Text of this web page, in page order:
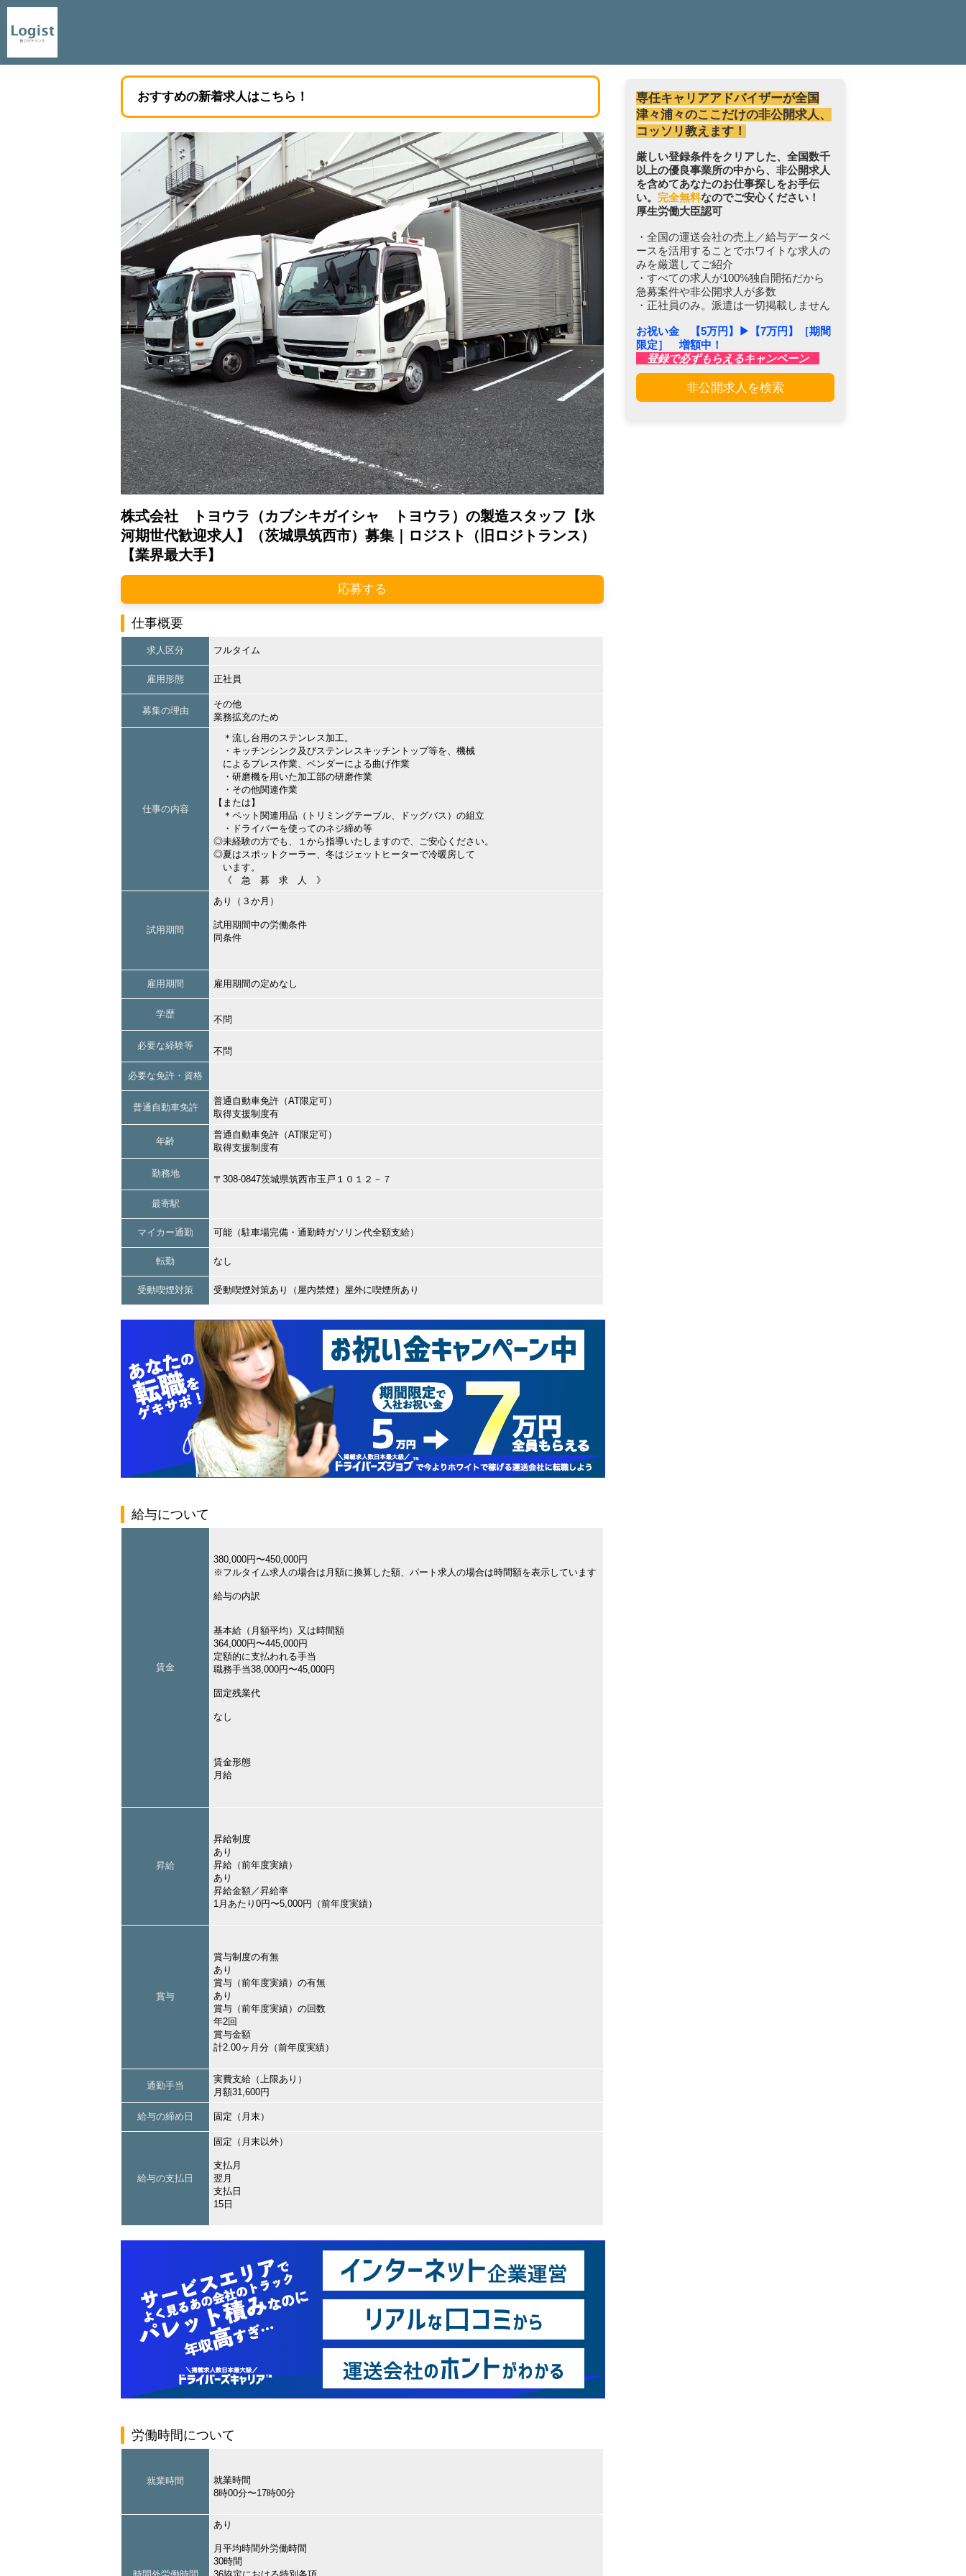
おすすめの新着求人はこちら！
株式会社 トヨウラ（カブシキガイシャ トヨウラ）の製造スタッフ【氷
河期世代歓迎求人】（茨城県筑西市）募集｜ロジスト（旧ロジトランス）
【業界最大手】
応募する
仕事概要
求人区分 フルタイム
雇用形態 正社員
募集の理由
その他
業務拡充のため
仕事の内容
＊流し台用のステンレス加工。
・キッチンシンク及びステンレスキッチントップ等を、機械
によるプレス作業、ベンダーによる曲げ作業
・研磨機を用いた加工部の研磨作業
・その他関連作業
【または】
＊ペット関連用品（トリミングテーブル、ドッグバス）の組立
・ドライバーを使ってのネジ締め等
◎未経験の方でも、１から指導いたしますので、ご安心ください。
◎夏はスポットクーラー、冬はジェットヒーターで冷暖房して
います。
《 急 募 求 人 》
試用期間
あり（３か月）
試用期間中の労働条件
同条件
雇用期間 雇用期間の定めなし
学歴
不問
必要な経験等
不問
必要な免許・資格
普通自動車免許
普通自動車免許（AT限定可）
取得支援制度有
年齢
普通自動車免許（AT限定可）
取得支援制度有
勤務地
〒308-0847茨城県筑西市玉戸１０１２－７
最寄駅
マイカー通勤 可能（駐車場完備・通勤時ガソリン代全額支給）
転勤 なし
受動喫煙対策 受動喫煙対策あり（屋内禁煙）屋外に喫煙所あり
給与について
賃金
380,000円〜450,000円
※フルタイム求人の場合は月額に換算した額、パート求人の場合は時間額を表示しています
給与の内訳
基本給（月額平均）又は時間額
364,000円〜445,000円
定額的に支払われる手当
職務手当38,000円〜45,000円
固定残業代
なし
賃金形態
月給
昇給
昇給制度
あり
昇給（前年度実績）
あり
昇給金額／昇給率
1月あたり0円〜5,000円（前年度実績）
賞与
賞与制度の有無
あり
賞与（前年度実績）の有無
あり
賞与（前年度実績）の回数
年2回
賞与金額
計2.00ヶ月分（前年度実績）
通勤手当
実費支給（上限あり）
月額31,600円
給与の締め日 固定（月末）
給与の支払日
固定（月末以外）
支払月
翌月
支払日
15日
労働時間について
就業時間
就業時間
8時00分〜17時00分
あり
月平均時間外労働時間
30時間
専任キャリアアドバイザーが全国
津々浦々のここだけの非公開求人、
コッソリ教えます！
厳しい登録条件をクリアした、全国数千
以上の優良事業所の中から、非公開求人
を含めてあなたのお仕事探しをお手伝
い。 完全無料なのでご安心ください！
厚生労働大臣認可
・全国の運送会社の売上／給与データベ
ースを活用することでホワイトな求人の
みを厳選してご紹介
・すべての求人が100%独自開拓だから
急募案件や非公開求人が多数
・正社員のみ。派遣は一切掲載しません
お祝い金 【5万円】▶︎【7万円】［期間
限定］ 増額中！
登録で必ずもらえるキャンペーン
非公開求人を検索